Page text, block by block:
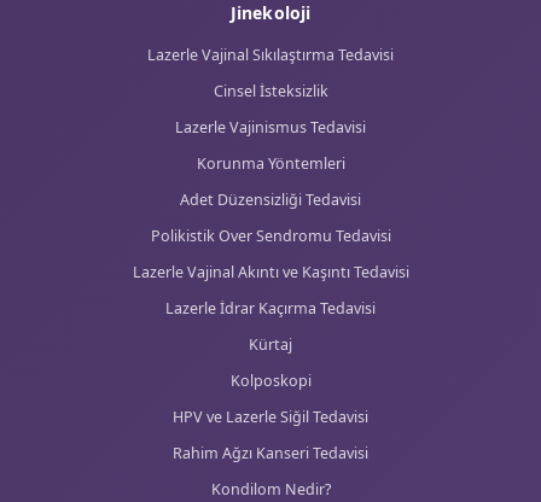
Jinekoloji
Lazerle Vajinal Sıkılaştırma Tedavisi
Cinsel İsteksizlik
Lazerle Vajinismus Tedavisi
Korunma Yöntemleri
Adet Düzensizliği Tedavisi
Polikistik Over Sendromu Tedavisi
Lazerle Vajinal Akıntı ve Kaşıntı Tedavisi
Lazerle İdrar Kaçırma Tedavisi
Kürtaj
Kolposkopi
HPV ve Lazerle Siğil Tedavisi
Rahim Ağzı Kanseri Tedavisi
Kondilom Nedir?